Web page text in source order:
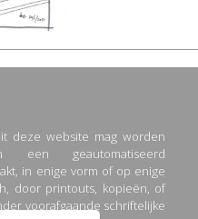
deze website mag worden
een geautomatiseerd
in enige vorm of op enige
door printouts, kopieën, of
voorafgaande schriftelijke